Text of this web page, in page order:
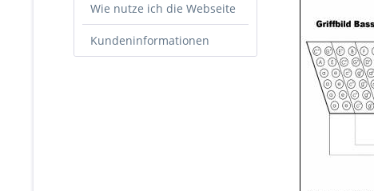
Wie nutze ich die Webseite
Kundeninformationen